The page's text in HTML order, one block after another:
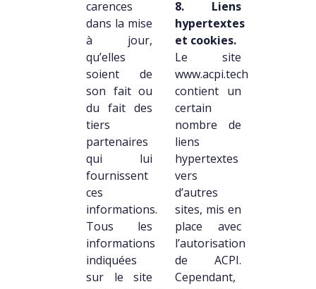
carences
dans la mise
à jour,
qu’elles
soient de
son fait ou
du fait des
tiers
partenaires
qui lui
fournissent
ces
informations.
Tous les
informations
indiquées
sur le site
8. Liens
hypertextes
et cookies.
Le site
www.acpi.tech
contient un
certain
nombre de
liens
hypertextes
vers
d’autres
sites, mis en
place avec
l’autorisation
de ACPI.
Cependant,